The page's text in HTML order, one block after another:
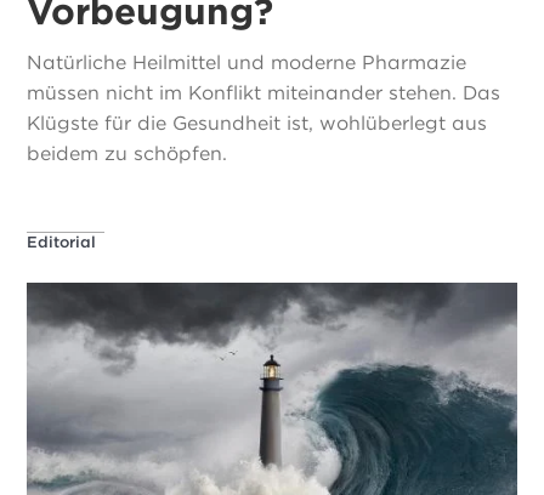
Vorbeugung?
Natürliche Heilmittel und moderne Pharmazie
müssen nicht im Konflikt miteinander stehen. Das
Klügste für die Gesundheit ist, wohlüberlegt aus
beidem zu schöpfen.
Editorial